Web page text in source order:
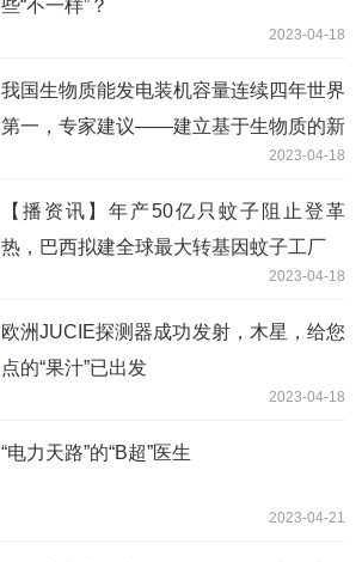
些“不一样”？
2023-04-18
我国生物质能发电装机容量连续四年世界
第一，专家建议——建立基于生物质的新
2023-04-18
【播资讯】年产50亿只蚊子阻止登革
热，巴西拟建全球最大转基因蚊子工厂
2023-04-18
欧洲JUCIE探测器成功发射，木星，给您
点的“果汁”已出发
2023-04-18
“电力天路”的“B超”医生
2023-04-21